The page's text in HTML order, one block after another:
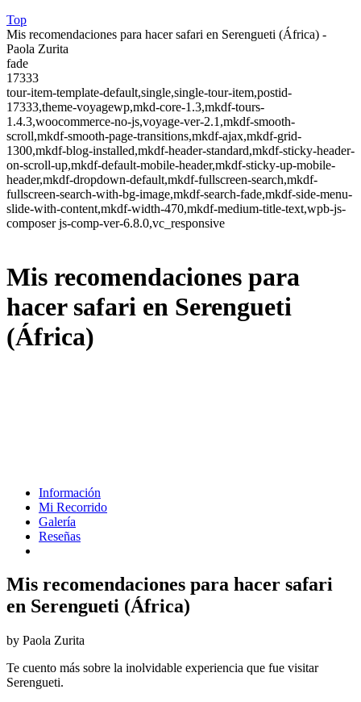
Top
Mis recomendaciones para hacer safari en Serengueti (África) -
Paola Zurita
fade
17333
tour-item-template-default,single,single-tour-item,postid-
17333,theme-voyagewp,mkd-core-1.3,mkdf-tours-
1.4.3,woocommerce-no-js,voyage-ver-2.1,mkdf-smooth-
scroll,mkdf-smooth-page-transitions,mkdf-ajax,mkdf-grid-
1300,mkdf-blog-installed,mkdf-header-standard,mkdf-sticky-header-
on-scroll-up,mkdf-default-mobile-header,mkdf-sticky-up-mobile-
header,mkdf-dropdown-default,mkdf-fullscreen-search,mkdf-
fullscreen-search-with-bg-image,mkdf-search-fade,mkdf-side-menu-
slide-with-content,mkdf-width-470,mkdf-medium-title-text,wpb-js-
composer js-comp-ver-6.8.0,vc_responsive
Mis recomendaciones para
hacer safari en Serengueti
(África)
Información
Mi Recorrido
Galería
Reseñas
Mis recomendaciones para hacer safari
en Serengueti (África)
by Paola Zurita
Te cuento más sobre la inolvidable experiencia que fue visitar
Serengueti.